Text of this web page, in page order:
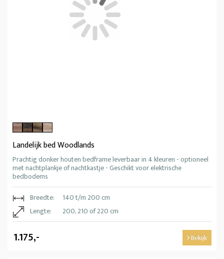
Landelijk bed Woodlands
Prachtig donker houten bedframe leverbaar in 4 kleuren - optioneel
met nachtplankje of nachtkastje - Geschikt voor elektrische
bedbodems
Breedte:
140 t/m 200 cm
Lengte:
200, 210 of 220 cm
1.175,- Bekijk